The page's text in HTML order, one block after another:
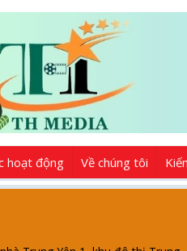
hoạt động Về chúng tôi